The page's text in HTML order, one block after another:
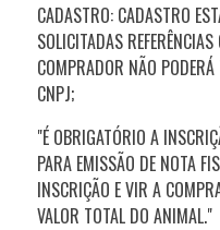
CADASTRO: CADASTRO
SOLICITADAS
COMPRADOR NÃO
CNPJ;
"É OBRIGATÓRIO A
PARA EMISSÃO DE NOTA
INSCRIÇÃO E VIR A
VALOR TOTAL DO ANIMAL."